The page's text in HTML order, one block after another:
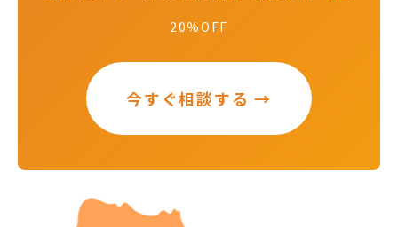
20%OFF
今すぐ相談する →